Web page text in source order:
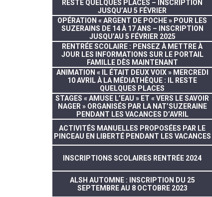
RESTE QUELQUES PLACES – INSCRIPTION
JUSQU’AU 5 FÉVRIER
OPÉRATION « ARGENT DE POCHE » POUR LES
SUZERAINS DE 14 À 17 ANS – INSCRIPTION
JUSQU’AU 5 FÉVRIER 2025
RENTRÉE SCOLAIRE : PENSEZ À METTRE À
JOUR LES INFORMATIONS SUR LE PORTAIL
FAMILLE DÈS MAINTENANT
ANIMATION « IL ÉTAIT DEUX VOIX » MERCREDI
10 AVRIL À LA MÉDIATHÈQUE : IL RESTE
QUELQUES PLACES
STAGES « AMUSE L’EAU » ET « VERS LE SAVOIR
NAGER » ORGANISÉS PAR LA NAT’SUZERAINE
PENDANT LES VACANCES D’AVRIL
ACTIVITÉS MANUELLES PROPOSÉES PAR LE
PINCEAU EN LIBERTÉ PENDANT LES VACANCES
INSCRIPTIONS SCOLAIRES RENTRÉE 2024
ALSH AUTOMNE : INSCRIPTION DU 25
SEPTEMBRE AU 8 OCTOBRE 2023